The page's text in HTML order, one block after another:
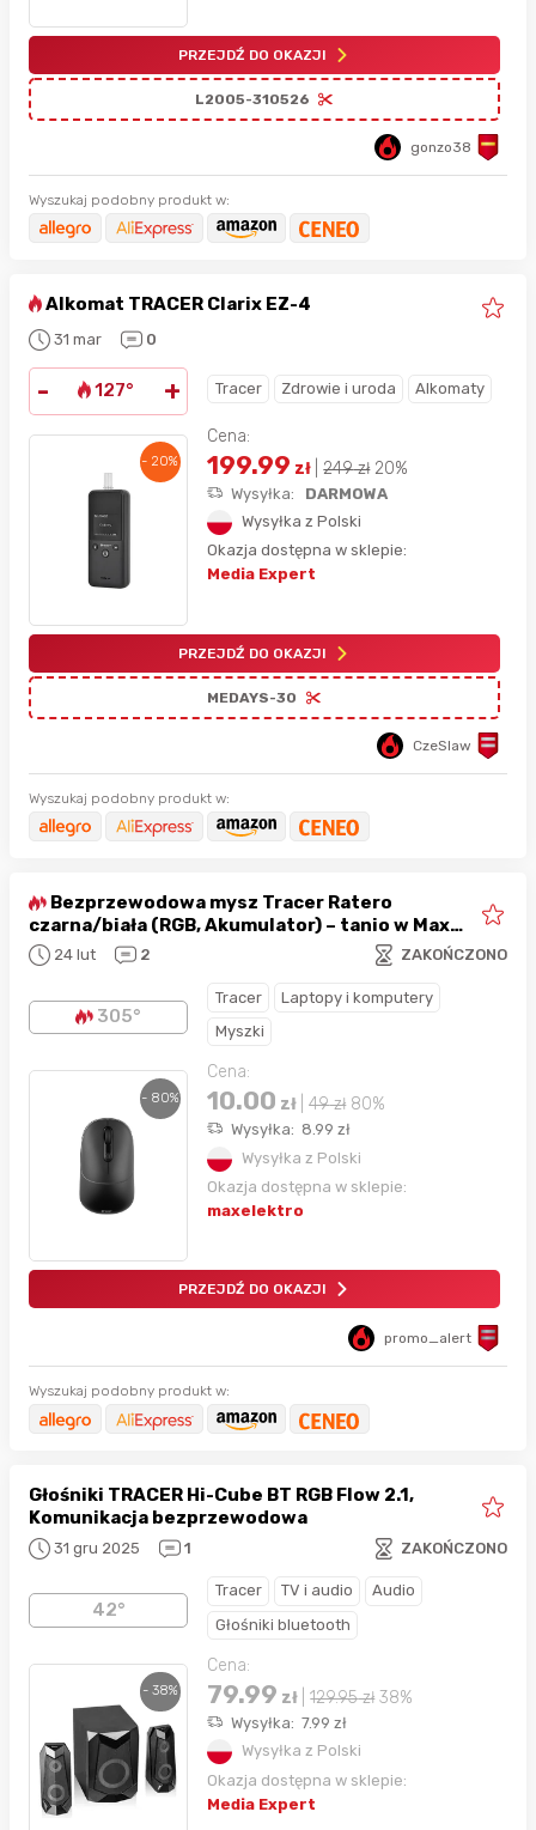
PRZEJDŹ DO OKAZJI
L2005-310526
gonzo38
Wyszukaj podobny produkt w:
Alkomat TRACER Clarix EZ-4
31 mar 0
- 127° + Tracer Zdrowie i uroda Alkomaty
- 20%
Cena:
199.99 zł 249zł 20%
Wysyłka:
DARMOWA
Wysyłka z Polski
Okazja dostępna w sklepie:
Media Expert
PRZEJDŹ DO OKAZJI
MEDAYS-30
CzeSlaw
Wyszukaj podobny produkt w:
Bezprzewodowa mysz Tracer Ratero
czarna/biała (RGB, Akumulator) – tanio w Max
Elektro!
24 lut 2 ZAKOŃCZONO
305°
Tracer
Laptopy i komputery
Myszki
- 80%
Cena:
10.00 zł 49zł 80%
Wysyłka: 8.99 zł
Wysyłka z Polski
Okazja dostępna w sklepie:
maxelektro
PRZEJDŹ DO OKAZJI
promo_alert
Wyszukaj podobny produkt w:
Głośniki TRACER Hi-Cube BT RGB Flow 2.1,
Komunikacja bezprzewodowa
31 gru 2025 1 ZAKOŃCZONO
42°
Tracer TV i audio
Audio
Głośniki bluetooth
- 38%
Cena:
79.99 zł 129.95zł 38%
Wysyłka: 7.99 zł
Wysyłka z Polski
Okazja dostępna w sklepie:
Media Expert